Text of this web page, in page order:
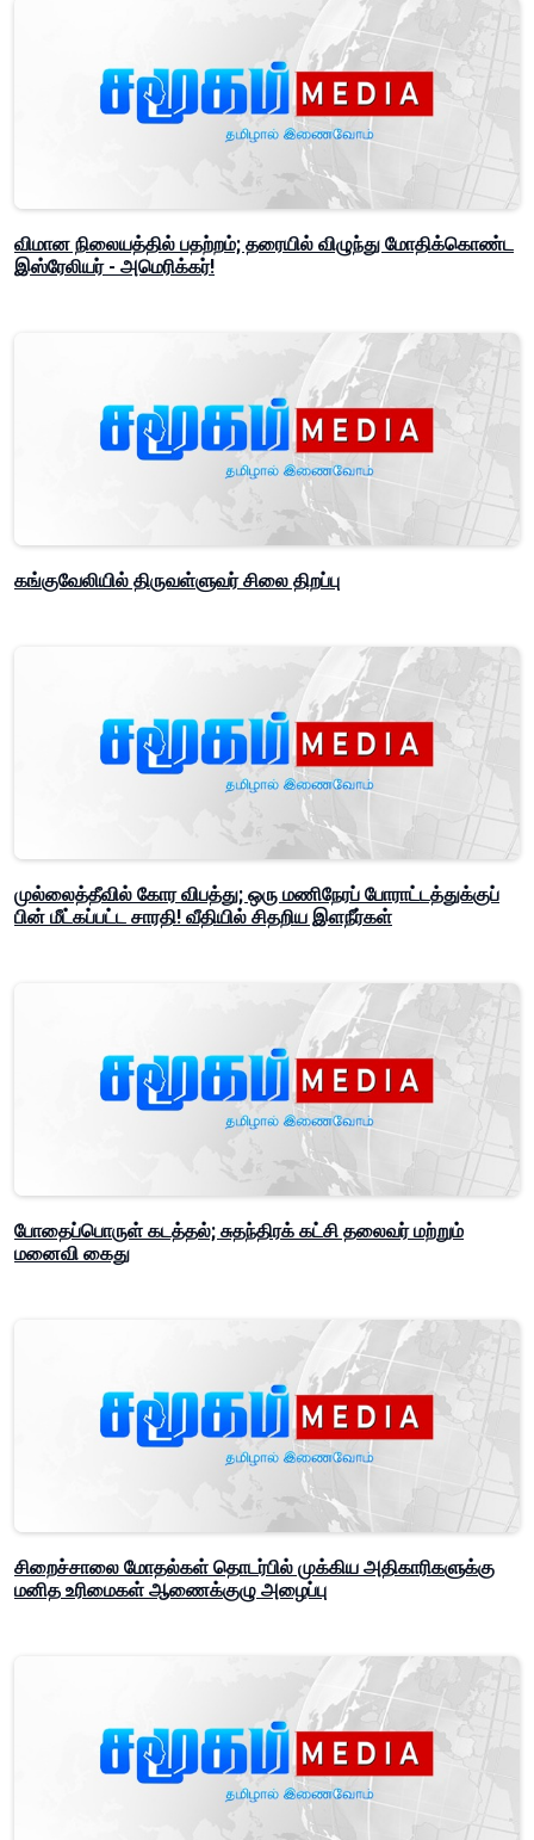
விமான நிலையத்தில் பதற்றம்; தரையில் விழுந்து மோதிக்கொண்ட
இஸ்ரேலியர் - அமெரிக்கர்!
கங்குவேலியில் திருவள்ளுவர் சிலை திறப்பு
முல்லைத்தீவில் கோர விபத்து; ஒரு மணிநேரப் போராட்டத்துக்குப்
பின் மீட்கப்பட்ட சாரதி! வீதியில் சிதறிய இளநீர்கள்
போதைப்பொருள் கடத்தல்; சுதந்திரக் கட்சி தலைவர் மற்றும்
மனைவி கைது
சிறைச்சாலை மோதல்கள் தொடர்பில் முக்கிய அதிகாரிகளுக்கு
மனித உரிமைகள் ஆணைக்குழு அழைப்பு